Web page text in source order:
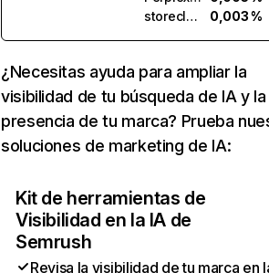
storeclaw.ai
0,003 %
¿Necesitas ayuda para ampliar la
visibilidad de tu búsqueda de IA y la
presencia de tu marca? Prueba
soluciones de marketing de IA:
Kit de herramientas de
Visibilidad en la IA de
Semrush
Revisa la visibilidad de tu marca en